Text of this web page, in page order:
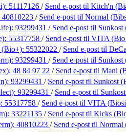
51117126 / Send e-post til Kitch'n
40810223 / Send e-post til Normal
93299431 / Send e-post til
55317758 / Send e-post til VITA
(Bio+): 55322022 / Send e-post til
93299431 / Send e-post til Sunkost
48 84 97 22 / Send e-post til Mani
93299431 / Send e-post til Sunkost
93299431 / Send e-post til
55317758 / Send e-post til VITA
33221135 / Send e-post til Kicks
40810223 / Send e-post til Normal